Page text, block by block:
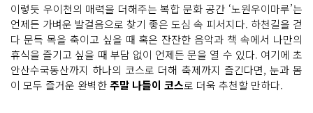
이렇듯 우이천의 매력을 더해주는 복합 문화 공간 ‘노원우이마루’는
언제든 가벼운 발걸음으로 찾기 좋은 도심 속 피서지다. 하천길을 걷
다 문득 목을 축이고 싶을 때 혹은 잔잔한 음악과 책 속에서 나만의
휴식을 즐기고 싶을 때 부담 없이 언제든 문을 열 수 있다. 여기에 초
안산수국동산까지 하나의 코스로 더해 축제까지 즐긴다면, 눈과 몸
이 모두 즐거운 완벽한주말 나들이 코스로 더욱 추천할 만하다.